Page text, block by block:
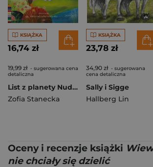
KSIĄŻKA
16,74 zł
19,99 zł - sugerowana cena
detaliczna
List z planety Nuda. Czytam sobie. Poziom 1
Zofia Stanecka
KSIĄŻKA
23,78 zł
34,90 zł - sugerowana
cena detaliczna
Sally i Sigge
Hallberg Lin
Oceny i recenzje książki
nie chciały się dzielić